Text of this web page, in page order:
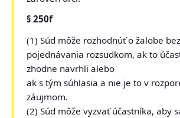
§ 250f
(1) Súd môže rozhodnúť o žalobe bez
pojednávania rozsudkom, ak to
zhodne navrhli alebo
ak s tým súhlasia a nie je to v
záujmom.
(2) Súd môže vyzvať účastníka, aby